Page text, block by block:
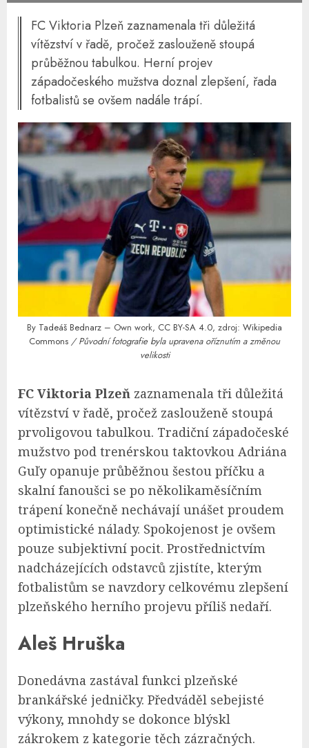
FC Viktoria Plzeň zaznamenala tři důležitá
vítězství v řadě, pročež zaslouženě stoupá
průběžnou tabulkou. Herní projev
západočeského mužstva doznal zlepšení, řada
fotbalistů se ovšem nadále trápí.
By Tadeáš Bednarz – Own work, CC BY-SA 4.0, zdroj: Wikipedia
Commons / Původní fotografie byla upravena oříznutím a změnou
velikosti
FC Viktoria Plzeň zaznamenala tři důležitá
vítězství v řadě, pročež zaslouženě stoupá
prvoligovou tabulkou. Tradiční západočeské
mužstvo pod trenérskou taktovkou Adriána
Guľy opanuje průběžnou šestou příčku a
skalní fanoušci se po několikaměsíčním
trápení konečně nechávají unášet proudem
optimistické nálady. Spokojenost je ovšem
pouze subjektivní pocit. Prostřednictvím
nadcházejících odstavců zjistíte, kterým
fotbalistům se navzdory celkovému zlepšení
plzeňského herního projevu příliš nedaří.
Aleš Hruška
Donedávna zastával funkci plzeňské
brankářské jedničky. Předváděl sebejisté
výkony, mnohdy se dokonce blýskl
zákrokem z kategorie těch zázračných.